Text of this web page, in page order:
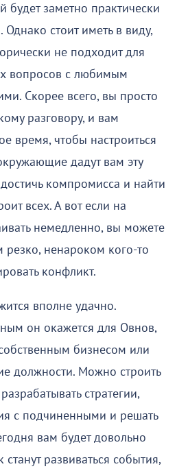
будет заметно практически
стоит иметь в виду,
не подходит для
вопросов с любимым
Скорее всего, вы просто
разговору, и вам
время, чтобы настроиться
дадут вам эту
компромисса и найти
всех. А вот если на
немедленно, вы можете
резко, ненароком кого-то
конфликт.
вполне удачно.
он окажется для Овнов,
бизнесом или
должности. Можно строить
стратегии,
с подчиненными и решать
вам будет довольно
станут развиваться события,